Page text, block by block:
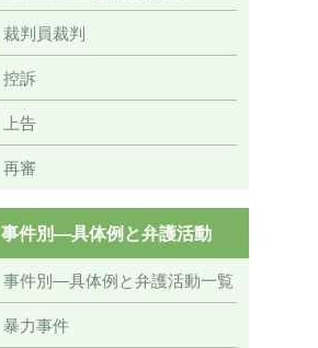
裁判員裁判
控訴
上告
再審
事件別―具体例と弁護活動
事件別―具体例と弁護活動一覧
暴力事件